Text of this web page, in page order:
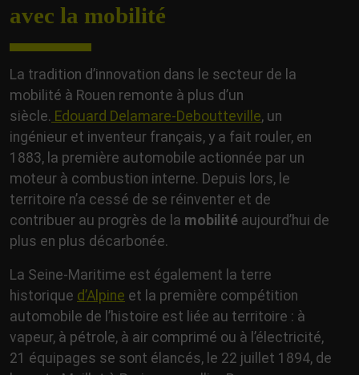
avec la mobilité
La tradition d’innovation dans le secteur de la
mobilité à Rouen remonte à plus d’un
siècle. Edouard Delamare-Deboutteville, un
ingénieur et inventeur français, y a fait rouler, en
1883, la première automobile actionnée par un
moteur à combustion interne. Depuis lors, le
territoire n’a cessé de se réinventer et de
contribuer au progrès de la mobilité aujourd’hui de
plus en plus décarbonée.
La Seine-Maritime est également la terre
historique d’Alpine et la première compétition
automobile de l’histoire est liée au territoire : à
vapeur, à pétrole, à air comprimé ou à l’électricité,
21 équipages se sont élancés, le 22 juillet 1894, de